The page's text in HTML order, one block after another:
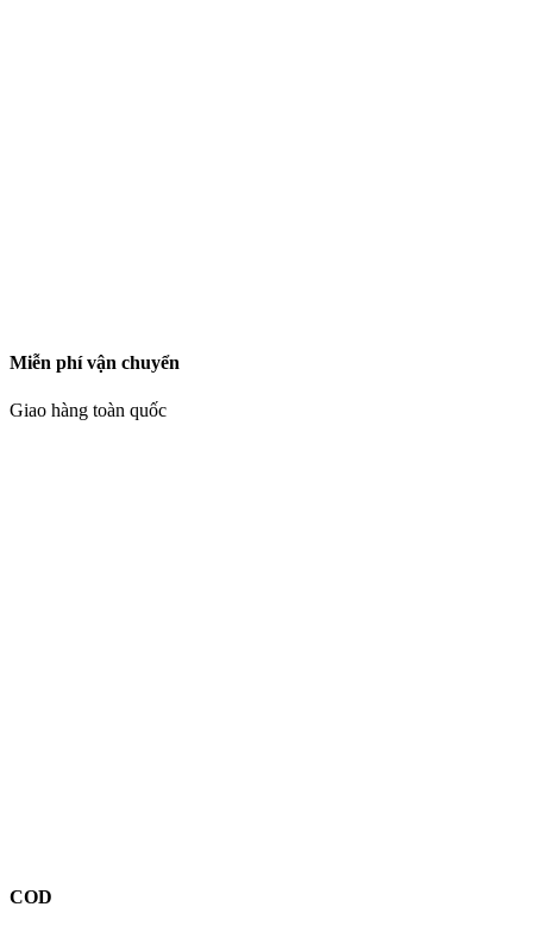
Miễn phí vận chuyển
Giao hàng toàn quốc
COD